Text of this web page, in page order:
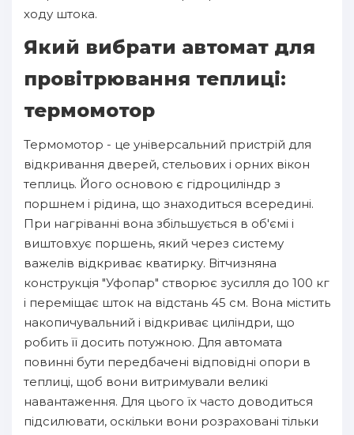
ходу штока.
Який вибрати автомат для
провітрювання теплиці:
термомотор
Термомотор - це універсальний пристрій для
відкривання дверей, стельових і орних вікон
теплиць. Його основою є гідроциліндр з
поршнем і рідина, що знаходиться всередині.
При нагріванні вона збільшується в об'ємі і
виштовхує поршень, який через систему
важелів відкриває кватирку. Вітчизняна
конструкція "Уфопар" створює зусилля до 100 кг
і переміщає шток на відстань 45 см. Вона містить
накопичувальний і відкриває циліндри, що
робить її досить потужною. Для автомата
повинні бути передбачені відповідні опори в
теплиці, щоб вони витримували великі
навантаження. Для цього їх часто доводиться
підсилювати, оскільки вони розраховані тільки